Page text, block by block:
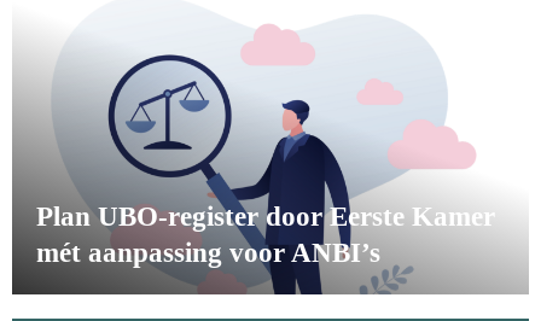
Plan UBO-register door Eerste Kamer
mét aanpassing voor ANBI’s